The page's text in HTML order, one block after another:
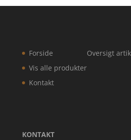
Forside
Vis alle produkter
Kontakt
Oversigt
KONTAKT